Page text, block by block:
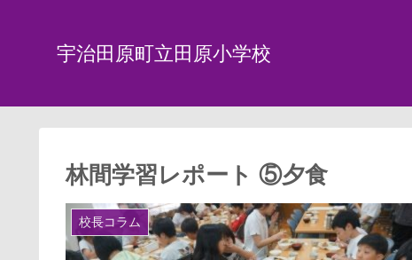
宇治田原町立田原小学校
林間学習レポート ⑤夕食
校長コラム